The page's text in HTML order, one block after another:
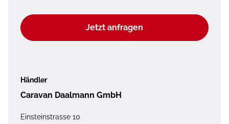
Jetzt anfragen
Händler
Caravan Daalmann GmbH
Einsteinstrasse 10